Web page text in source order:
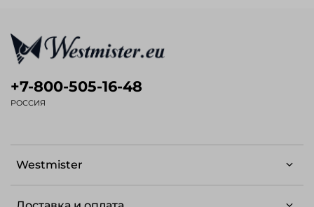
Westmister
+7-800-505-16-48
РОССИЯ